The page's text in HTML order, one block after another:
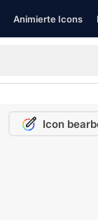
Animierte Icons
Icon